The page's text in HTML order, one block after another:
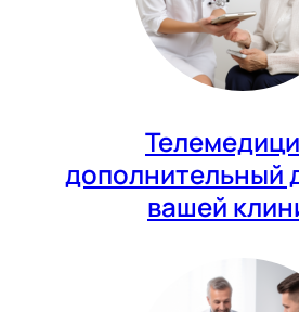
дополнительный
вашей